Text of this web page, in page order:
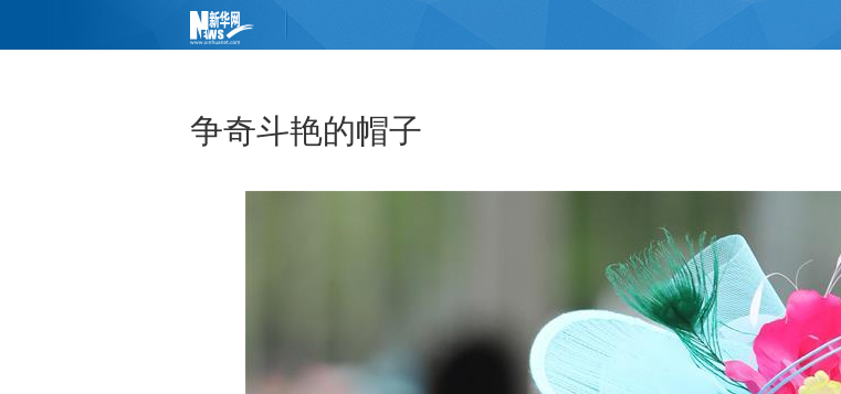
争奇斗艳的帽子